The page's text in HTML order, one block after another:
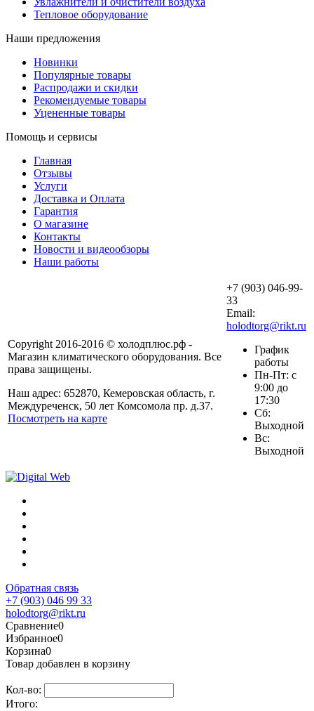
Тепловое оборудование
Наши предложения
Новинки
Популярные товары
Распродажи и скидки
Рекомендуемые товары
Уцененные товары
Помощь и сервисы
Главная
Отзывы
Услуги
Доставка и Оплата
Гарантия
О магазине
Контакты
Новости и видеообзоры
Наши работы
Copyright 2016-2016 © холодплюс.рф -
Магазин климатического оборудования. Все
права защищены.
Наш адрес: 652870, Кемеровская область, г.
Междуреченск, 50 лет Комсомола пр. д.37.
Посмотреть на карте
+7 (903) 046-99-
33
Email:
holodtorg@rikt.ru
График
работы
Пн-Пт: с
9:00 до
17:30
Сб:
Выходной
Вс:
Выходной
Обратная связь
+7 (903) 046 99 33
holodtorg@rikt.ru
Сравнение0
Избранное0
Корзина0
Товар добавлен в корзину
Кол-во:
Итого: